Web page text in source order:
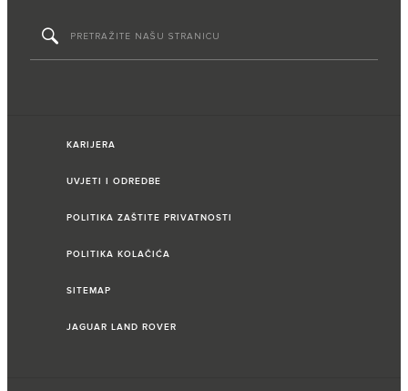
KARIJERA
UVJETI I ODREDBE
POLITIKA ZAŠTITE PRIVATNOSTI
POLITIKA KOLAČIĆA
SITEMAP
JAGUAR LAND ROVER